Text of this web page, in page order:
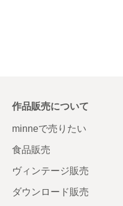
作品販売について
minneで売りたい
食品販売
ヴィンテージ販売
ダウンロード販売